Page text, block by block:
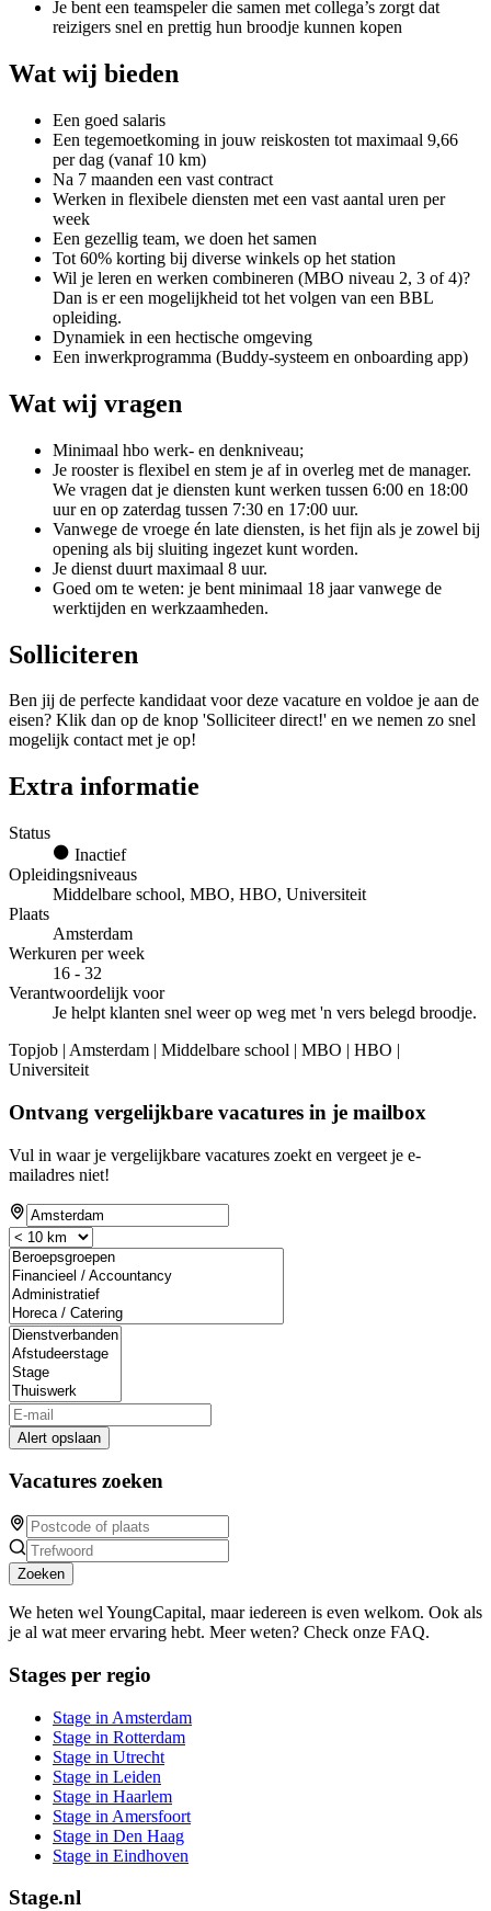
Je bent een teamspeler die samen met collega’s zorgt dat
reizigers snel en prettig hun broodje kunnen kopen
Wat wij bieden
Een goed salaris
Een tegemoetkoming in jouw reiskosten tot maximaal 9,66
per dag (vanaf 10 km)
Na 7 maanden een vast contract
Werken in flexibele diensten met een vast aantal uren per
week
Een gezellig team, we doen het samen
Tot 60% korting bij diverse winkels op het station
Wil je leren en werken combineren (MBO niveau 2, 3 of 4)?
Dan is er een mogelijkheid tot het volgen van een BBL
opleiding.
Dynamiek in een hectische omgeving
Een inwerkprogramma (Buddy-systeem en onboarding app)
Wat wij vragen
Minimaal hbo werk- en denkniveau;
Je rooster is flexibel en stem je af in overleg met de manager.
We vragen dat je diensten kunt werken tussen 6:00 en 18:00
uur en op zaterdag tussen 7:30 en 17:00 uur.
Vanwege de vroege én late diensten, is het fijn als je zowel bij
opening als bij sluiting ingezet kunt worden.
Je dienst duurt maximaal 8 uur.
Goed om te weten: je bent minimaal 18 jaar vanwege de
werktijden en werkzaamheden.
Solliciteren
Ben jij de perfecte kandidaat voor deze vacature en voldoe je aan de
eisen? Klik dan op de knop 'Solliciteer direct!' en we nemen zo snel
mogelijk contact met je op!
Extra informatie
Status
Inactief
Opleidingsniveaus
Middelbare school, MBO, HBO, Universiteit
Plaats
Amsterdam
Werkuren per week
16 - 32
Verantwoordelijk voor
Je helpt klanten snel weer op weg met 'n vers belegd broodje.
Topjob | Amsterdam | Middelbare school | MBO | HBO |
Universiteit
Ontvang vergelijkbare vacatures in je mailbox
Vul in waar je vergelijkbare vacatures zoekt en vergeet je e-
mailadres niet!
Alert opslaan
Vacatures zoeken
Zoeken
We heten wel YoungCapital, maar iedereen is even welkom. Ook als
je al wat meer ervaring hebt. Meer weten? Check onze FAQ.
Stages per regio
Stage in Amsterdam
Stage in Rotterdam
Stage in Utrecht
Stage in Leiden
Stage in Haarlem
Stage in Amersfoort
Stage in Den Haag
Stage in Eindhoven
Stage.nl